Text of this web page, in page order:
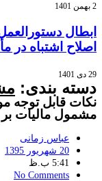
2 بهمن 1401
ابطال
اصلاح اشتباه در
29 دی 1401
دسته بندی:
نکات قابل توجه
مشمول مالیات
عباس زمانی
20 شهریور 1395
5:41 ب.ظ
No Comments